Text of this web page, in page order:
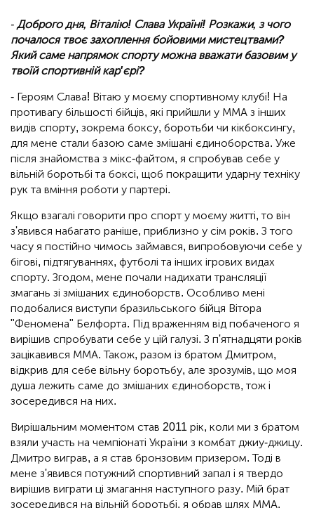
- Доброго дня, Віталію! Слава Україні! Розкажи, з чого
почалося твоє захоплення бойовими мистецтвами?
Який саме напрямок спорту можна вважати базовим у
твоїй спортивній кар'єрі?
- Героям Слава! Вітаю у моєму спортивному клубі! На
противагу більшості бійців, які прийшли у ММА з інших
видів спорту, зокрема боксу, боротьби чи кікбоксингу,
для мене стали базою саме змішані єдиноборства. Уже
після знайомства з мікс-файтом, я спробував себе у
вільній боротьбі та боксі, щоб покращити ударну техніку
рук та вміння роботи у партері.
Якщо взагалі говорити про спорт у моєму житті, то він
з'явився набагато раніше, приблизно у сім років. З того
часу я постійно чимось займався, випробовуючи себе у
бігові, підтягуваннях, футболі та інших ігрових видах
спорту. Згодом, мене почали надихати трансляції
змагань зі змішаних єдиноборств. Особливо мені
подобалися виступи бразильського бійця Вітора
"Феномена" Белфорта. Під враженням від побаченого я
вирішив спробувати себе у цій галузі. З п'ятнадцяти років
зацікавився ММА. Також, разом із братом Дмитром,
відкрив для себе вільну боротьбу, але зрозумів, що моя
душа лежить саме до змішаних єдиноборств, тож і
зосередився на них.
Вирішальним моментом став 2011 рік, коли ми з братом
взяли участь на чемпіонаті України з комбат джиу-джицу.
Дмитро виграв, а я став бронзовим призером. Тоді в
мене з'явився потужний спортивний запал і я твердо
вирішив виграти ці змагання наступного разу. Мій брат
зосередився на вільній боротьбі, я обрав шлях ММА.